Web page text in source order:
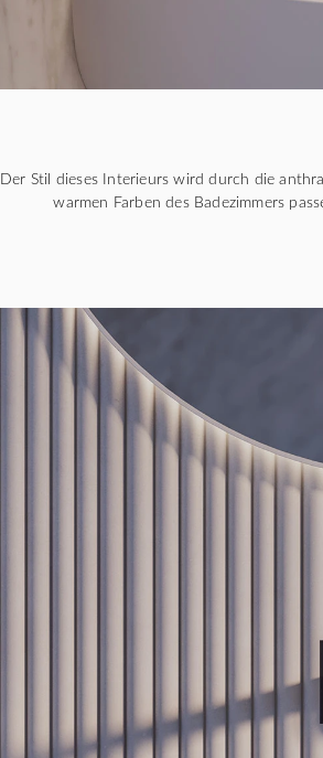
Der Stil dieses Interieurs wird durch die
warmen Farben des Badezimmers